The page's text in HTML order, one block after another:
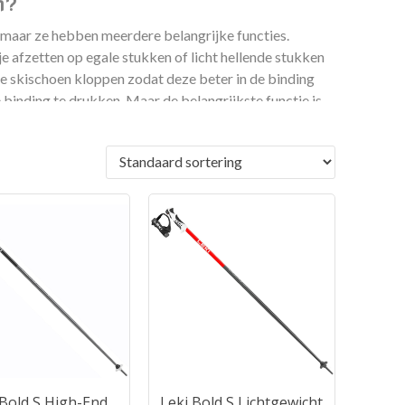
ze hebben meerdere belangrijke functies.
afzetten op egale stukken of licht hellende stukken
skischoen kloppen zodat deze beter in de binding
te drukken. Maar de belangrijkste functie is
manier om de juiste stoklengte te bepalen: Pak
graden zijn.
carbon en titanium. De belangrijkste zijn
het niet snel zal breken, maar kan wel verbuigen.
van carbon is alles precies andersom. Het
onder extreme belasting. Over het algemeen is
verkrijgbaar in allerlei prijsklassen. Goedkope